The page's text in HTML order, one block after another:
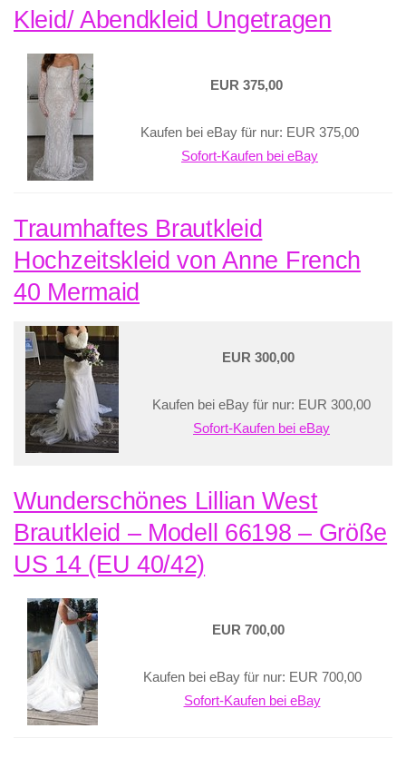
Kleid/ Abendkleid Ungetragen
EUR 375,00
Kaufen bei eBay für nur: EUR 375,00
Sofort-Kaufen bei eBay
Traumhaftes Brautkleid
Hochzeitskleid von Anne French
40 Mermaid
EUR 300,00
Kaufen bei eBay für nur: EUR 300,00
Sofort-Kaufen bei eBay
Wunderschönes Lillian West
Brautkleid – Modell 66198 – Größe
US 14 (EU 40/42)
EUR 700,00
Kaufen bei eBay für nur: EUR 700,00
Sofort-Kaufen bei eBay